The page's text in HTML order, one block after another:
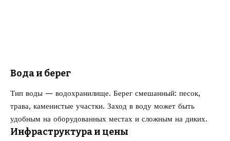
Вода и берег
Тип воды — водохранилище. Берег смешанный: песок,
трава, каменистые участки. Заход в воду может быть
удобным на оборудованных местах и сложным на диких.
Инфраструктура и цены